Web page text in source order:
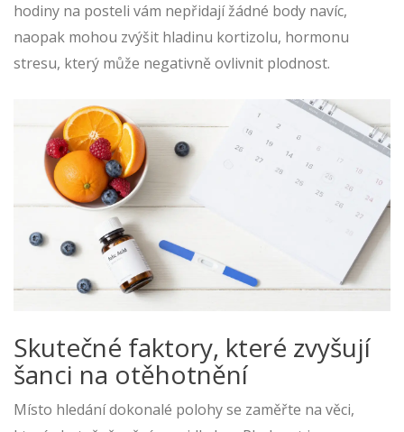
hodiny na posteli vám nepřidají žádné body navíc,
naopak mohou zvýšit hladinu kortizolu, hormonu
stresu, který může negativně ovlivnit plodnost.
Skutečné faktory, které zvyšují
šanci na otěhotnění
Místo hledání dokonalé polohy se zaměřte na věci,